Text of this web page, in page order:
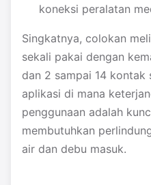
koneksi peralatan
Singkatnya, colokan
sekali pakai dengan
dan 2 sampai 14 kontak
aplikasi di mana
penggunaan adalah
membutuhkan
air dan debu masuk.